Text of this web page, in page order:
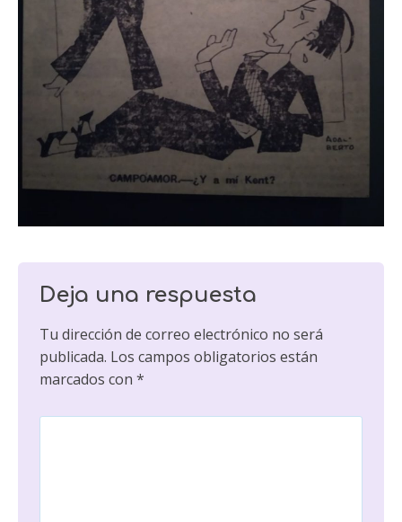
Deja una respuesta
Tu dirección de correo electrónico no será
publicada. Los campos obligatorios están
marcados con *